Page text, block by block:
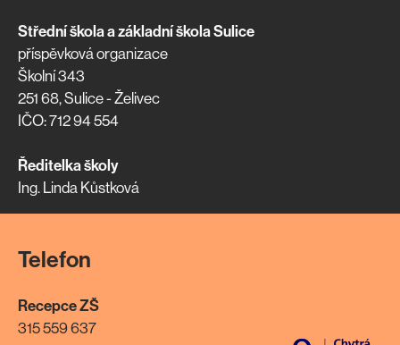
Střední škola a základní škola Sulice
příspěvková organizace
Školní 343
251 68, Sulice - Želivec
IČO: 712 94 554
Ředitelka školy
Ing. Linda Kůstková
Telefon
Recepce ZŠ
315 559 637